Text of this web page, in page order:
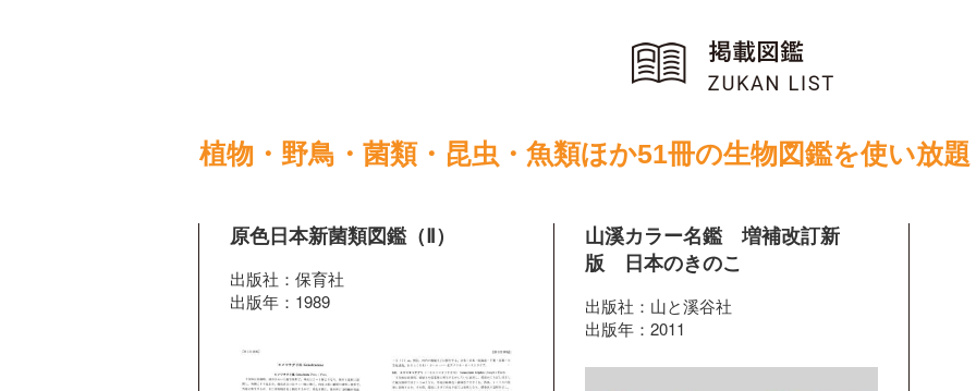
植物・野鳥・菌類・昆虫・魚類ほか51冊の生物図鑑を使い放題
原色日本新菌類図鑑（Ⅱ）
出版社：保育社
出版年：1989
山溪カラー名鑑 増補改訂新
版 日本のきのこ
出版社：山と溪谷社
出版年：2011